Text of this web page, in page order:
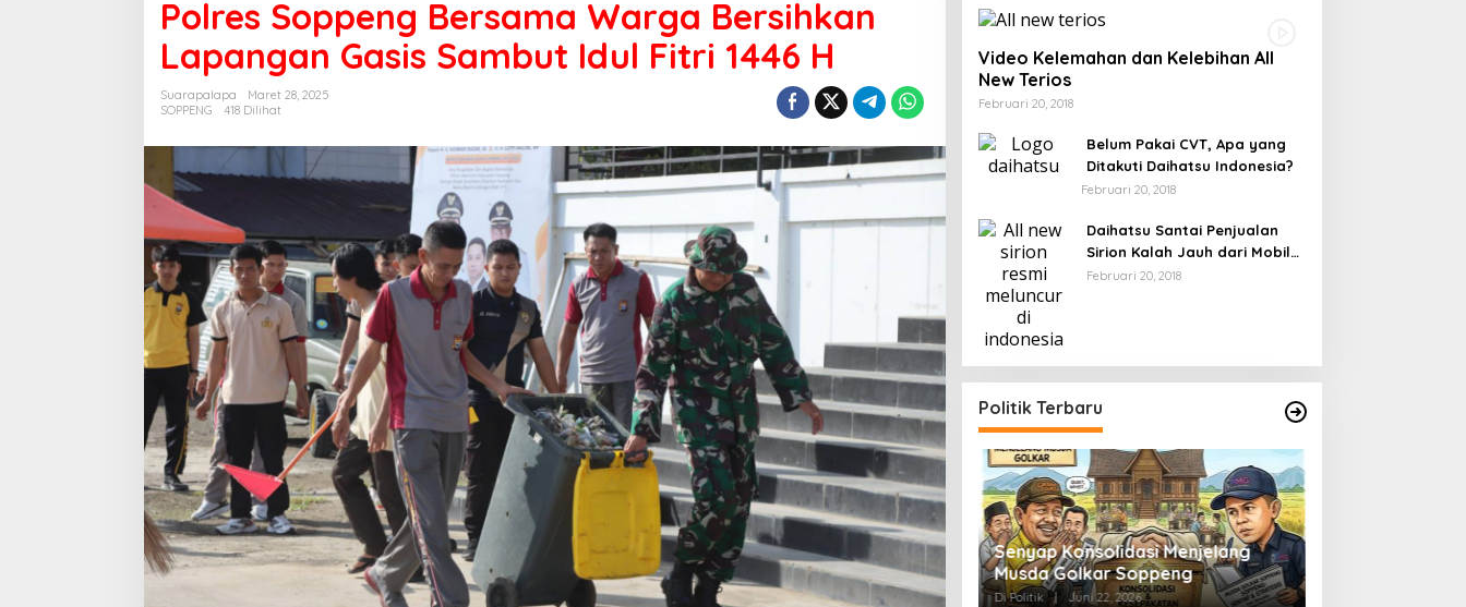
Bersama
Warga
Bersihkan
Gasis
Idul
Fitri
1446
Polres Soppeng Bersama Warga Bersihkan
Lapangan Gasis Sambut Idul Fitri 1446 H
Suarapalapa
Maret 28, 2025
SOPPENG
418 Dilihat
Video Kelemahan dan Kelebihan All
New Terios
Februari 20, 2018
Belum Pakai CVT, Apa yang
Ditakuti Daihatsu Indonesia?
Februari 20, 2018
Daihatsu Santai Penjualan
Sirion Kalah Jauh dari Mobil
LCGC
Februari 20, 2018
Politik Terbaru
Menanti Penerus Beringin di Bumi
Latemmamala
Di Politik Juni 22, 2026
Senyap Konsolidasi Menjelang
Musda Golkar Soppeng
Di Politik | Juni 22, 2026